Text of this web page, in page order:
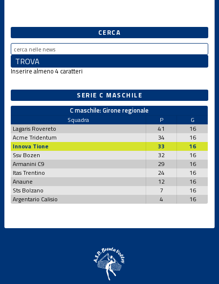
Under 14 F
Under 14 M
Under 15 M
Under 16 F
Under 16 F
CSI
Under 17 M
CERCA
Inserire almeno 4 caratteri
SERIE C MASCHILE
C maschile: Girone regionale
Squadra P
G
Lagaris Rovereto
41
16
Acme Tridentum
34
16
Innova Tione
33
16
Ssv Bozen
32
16
Armanini C9
29
16
Itas Trentino
24
16
Anaune
12
16
Sts Bolzano
7
16
Argentario Calisio
4 16